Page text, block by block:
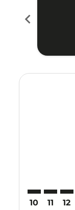
chevron_left
10 11 12